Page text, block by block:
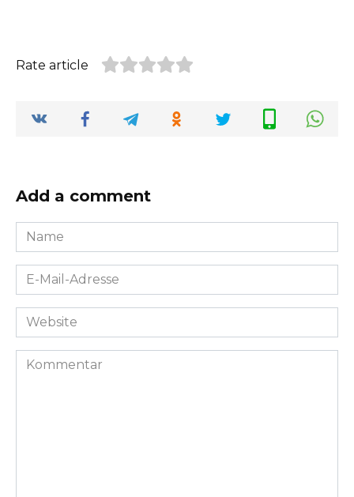
Rate article
Add a comment
Name
*
E-
Mail-
Adresse
Website
Kommentar